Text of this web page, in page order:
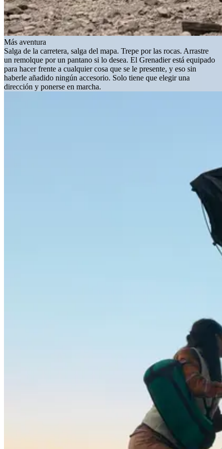
Más aventura
Salga de la carretera, salga del mapa. Trepe por las rocas. Arrastre
un remolque por un pantano si lo desea. El Grenadier está equipado
para hacer frente a cualquier cosa que se le presente, y eso sin
haberle añadido ningún accesorio. Solo tiene que elegir una
dirección y ponerse en marcha.